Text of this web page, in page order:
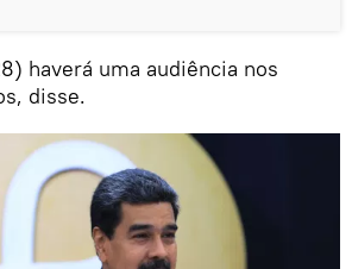
haverá uma audiência nos
disse.